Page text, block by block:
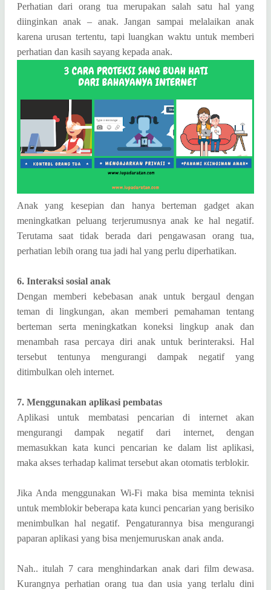
Perhatian dari orang tua merupakan salah satu hal yang
diinginkan anak – anak. Jangan sampai melalaikan anak
karena urusan tertentu, tapi luangkan waktu untuk memberi
perhatian dan kasih sayang kepada anak.
Anak yang kesepian dan hanya berteman gadget akan
meningkatkan peluang terjerumusnya anak ke hal negatif.
Terutama saat tidak berada dari pengawasan orang tua,
perhatian lebih orang tua jadi hal yang perlu diperhatikan.
6. Interaksi sosial anak
Dengan memberi kebebasan anak untuk bergaul dengan
teman di lingkungan, akan memberi pemahaman tentang
berteman serta meningkatkan koneksi lingkup anak dan
menambah rasa percaya diri anak untuk berinteraksi. Hal
tersebut tentunya mengurangi dampak negatif yang
ditimbulkan oleh internet.
7. Menggunakan aplikasi pembatas
Aplikasi untuk membatasi pencarian di internet akan
mengurangi dampak negatif dari internet, dengan
memasukkan kata kunci pencarian ke dalam list aplikasi,
maka akses terhadap kalimat tersebut akan otomatis terblokir.
Jika Anda menggunakan Wi-Fi maka bisa meminta teknisi
untuk memblokir beberapa kata kunci pencarian yang berisiko
menimbulkan hal negatif. Pengaturannya bisa mengurangi
paparan aplikasi yang bisa menjemuruskan anak anda.
Nah.. itulah 7 cara menghindarkan anak dari film dewasa.
Kurangnya perhatian orang tua dan usia yang terlalu dini